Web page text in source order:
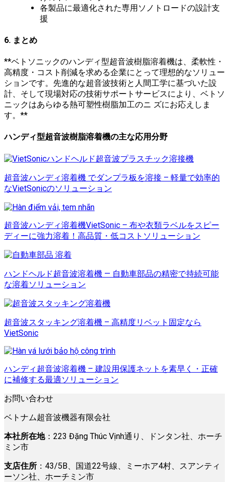
各製品に最適化された専用ソノトロードの設計支
援
6. まとめ
**ベトソニックのハンディ型超音波樹脂溶着機は、柔軟性・
高精度・コスト削減を求める企業にとって理想的なソリュー
ションです。先進的な超音波技術と人間工学に基づいた設
計、そして現場対応の技術サポートサービスにより、ベトソ
ニックはあらゆる熱可塑性樹脂加工のニ ズにお応えしま
す。**
ハンディ型超音波樹脂溶着機の主な応用分野
超音波ハンディ溶着機 でダンプラ板を溶接 – 軽量で効率的
なVietSonicのソリューション
超音波ハンディ溶着機VietSonic – 布や衣類ラベルをスピー
ディーに強力溶着！高品質・低コストソリューション
ハンドヘルド超音波溶着機 — 自動車部品の精密で持続可能
な溶着ソリューション
超音波スタッキング溶着機 – 高精度リベット固定なら
VietSonic
ハンディ超音波溶着機 – 建設用保護ネットを素早く・正確
に補修する最適ソリューション
お問い合わせ
ベトナム超音波機器有限会社
本社所在地：223 Đặng Thúc Vịnh通り、ドンタン社、ホーチ
ミン市
支店住所 ：43/5B、国道22号線、ミーホア4村、スアンティ
ーソン社、ホーチミン市